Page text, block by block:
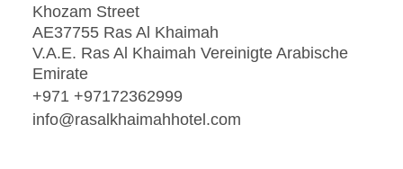
Khozam Street
AE37755 Ras Al Khaimah
V.A.E. Ras Al Khaimah Vereinigte Arabische
Emirate
+971 +97172362999
info@rasalkhaimahhotel.com